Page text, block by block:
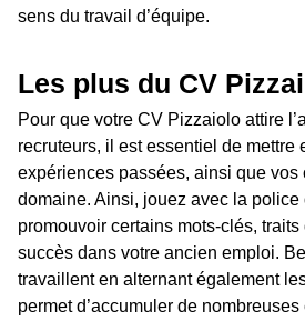
sens du travail d’équipe.
Les plus du CV
Pour que votre CV Pizzaiolo attire
recruteurs, il est essentiel de mettre
expériences passées, ainsi que vos
domaine. Ainsi, jouez avec la police
promouvoir certains mots-clés,
succès dans votre ancien emploi.
travaillent en alternant également
permet d’accumuler de